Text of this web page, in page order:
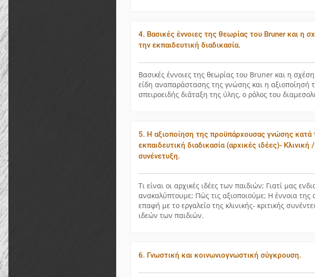
4. Βασικές έννοιες της θεωρίας του Bruner και η
την εκπαιδευτική διαδικασία.
Βασικές έννοιες της θεωρίας του Bruner και η
είδη αναπαράστασης της γνώσης και η αξιοποίησή
σπειροειδής διάταξη της ύλης, ο ρόλος του
5. Η αξιοποίηση της προϋπάρχουσας γνώσης κατά
εκπαιδευτική διαδικασία (αρχικές ιδέες)- Κλινική
συνένετυξη.
Τι είναι οι αρχικές ιδέες των παιδιών; Γιατί μας
ανακαλύπτουμε; Πώς τις αξιοποιούμε; Η έννοια
επαφή με το εργαλείο της κλινικής- κριτικής
ιδεών των παιδιών.
6. Γνωστική και κοινωνιογνωστική σύγκρουση.